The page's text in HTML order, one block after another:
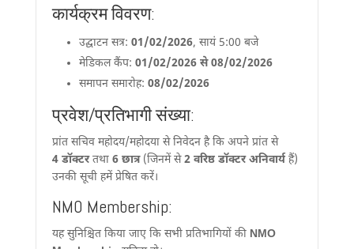
कार्यक्रम विवरण:
उद्घाटन सत्र: 01/02/2026, सायं 5:00 बजे
मेडिकल कैंप: 01/02/2026 से 08/02/2026
समापन समारोह: 08/02/2026
प्रवेश/प्रतिभागी संख्या:
प्रांत सचिव महोदय/महोदया से निवेदन है कि अपने प्रांत से
4 डॉक्टरतथा 6 छात्र(जिनमें से2 वरिष्ठ डॉक्टर अनिवार्यहैं)
उनकी सूची हमें प्रेषित करें।
NMO Membership:
यह सुनिश्चित किया जाए कि सभी प्रतिभागियों की NMO